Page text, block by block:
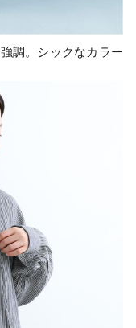
調。シックなカラー